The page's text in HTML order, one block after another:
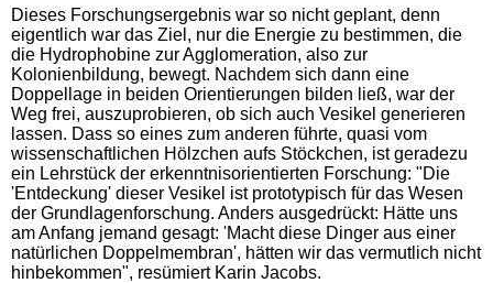
Dieses Forschungsergebnis war so nicht geplant, denn
eigentlich war das Ziel, nur die Energie zu bestimmen, die
die Hydrophobine zur Agglomeration, also zur
Kolonienbildung, bewegt. Nachdem sich dann eine
Doppellage in beiden Orientierungen bilden ließ, war der
Weg frei, auszuprobieren, ob sich auch Vesikel generieren
lassen. Dass so eines zum anderen führte, quasi vom
wissenschaftlichen Hölzchen aufs Stöckchen, ist geradezu
ein Lehrstück der erkenntnisorientierten Forschung: "Die
'Entdeckung' dieser Vesikel ist prototypisch für das Wesen
der Grundlagenforschung. Anders ausgedrückt: Hätte uns
am Anfang jemand gesagt: 'Macht diese Dinger aus einer
natürlichen Doppelmembran', hätten wir das vermutlich nicht
hinbekommen", resümiert Karin Jacobs.